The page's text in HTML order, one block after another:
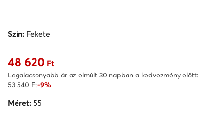
Szín: Fekete
Aktuális ár 48 620 Ft
48 620 Ft
Legalacsonyabb ár az elmúlt 30 napban a kedvezmény előtt:
53 540 Ft-9%
Méret: 55